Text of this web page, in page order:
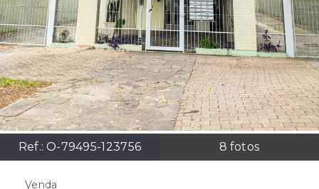
Ref.: O-79495-123756 8 fotos
Venda